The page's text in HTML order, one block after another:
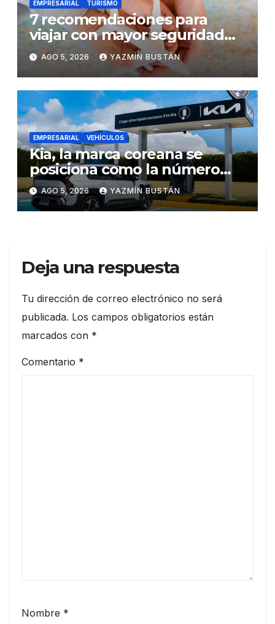
EMPRESARIAL TURISMO
7 recomendaciones para
viajar con mayor seguridad
dentro y fuera del Ecuador
AGO 5, 2026 YAZMÍN BUSTÁN
EMPRESARIAL VEHÍCULOS
Kia, la marca coreana se
posiciona como la número
uno en ventas de vehículos
eléctricos en Ecuador
durante julio
AGO 5, 2026 YAZMÍN BUSTÁN
Deja una respuesta
Tu dirección de correo electrónico no será
publicada. Los campos obligatorios están
marcados con *
Comentario *
Nombre *